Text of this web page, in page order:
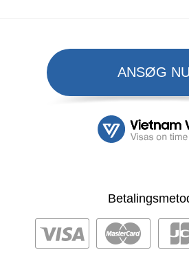
ANSØG NU